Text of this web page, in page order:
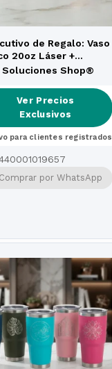
de Regalo: Vaso
20oz Láser +
Personalizada +
Soluciones Shop®
Ver Precios
Exclusivos
para clientes registrados
Comprar por WhatsApp